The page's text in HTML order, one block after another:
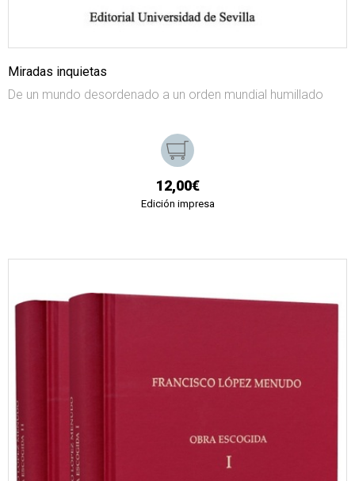
Miradas inquietas
De un mundo desordenado a un orden mundial humillado
12,00€
Edición impresa